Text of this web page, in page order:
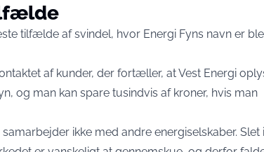
tilfælde af svindel, hvor Energi Fyns navn er
af kunder, der fortæller, at Vest Energi
og man kan spare tusindvis af kroner, hvis man
ikke med andre energiselskaber. Slet